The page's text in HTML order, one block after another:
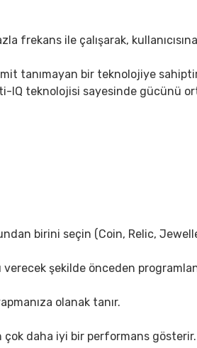
frekans ile çalışarak,
tanımayan bir teknolojiye
IQ teknolojisi sayesinde gücünü
birini seçin (Coin, Relic,
şekilde önceden
olanak tanır.
çok daha iyi bir performans gösterir.